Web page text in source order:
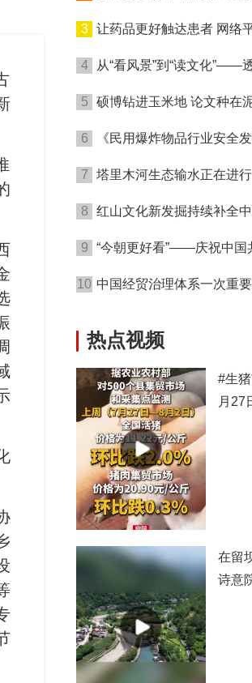
3
让药品更好触达患者 网络
4
从“看风景”到“读文化”——
5 硕博钻进玉米地 论文种在
6 《民用爆炸物品行业安全
7 塔里木河生态输水正在进行
8 红山文化新发掘持续补全
9
“今朝更好看”——庆祝中国
10 中国经贸治理体系一次重
热点视频
#生
月27
在留
诗意